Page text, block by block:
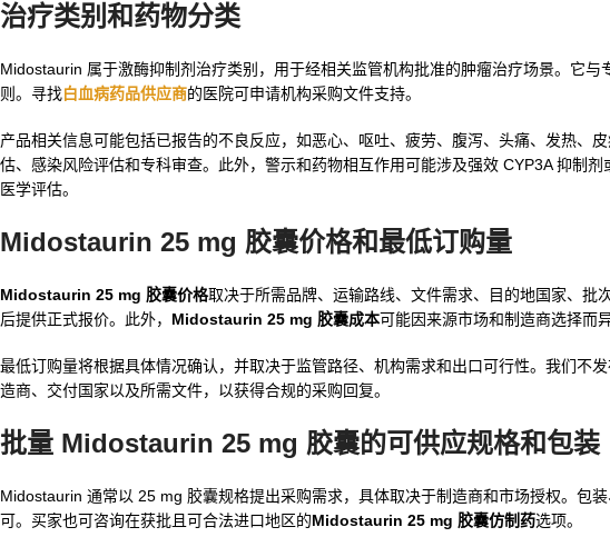
治疗类别和药物分类
Midostaurin 属于激酶抑制剂治疗类别，用于经相关监管机构批准的肿瘤治疗场景。它
则。寻找白血病药品供应商的医院可申请机构采购文件支持。
产品相关信息可能包括已报告的不良反应，如恶心、呕吐、疲劳、腹泻、头痛、发热、
估、感染风险评估和专科审查。此外，警示和药物相互作用可能涉及强效 CYP3A 抑制
医学评估。
Midostaurin 25 mg 胶囊价格和最低订购量
Midostaurin 25 mg 胶囊价格取决于所需品牌、运输路线、文件需求、目的地国家、
后提供正式报价。此外， Midostaurin 25 mg 胶囊成本可能因来源市场和制造商选择而异
最低订购量将根据具体情况确认，并取决于监管路径、机构需求和出口可行性。我们不
造商、交付国家以及所需文件，以获得合规的采购回复。
批量 Midostaurin 25 mg 胶囊的可供应规格和包装
Midostaurin 通常以 25 mg 胶囊规格提出采购需求，具体取决于制造商和市场授权。包
可。买家也可咨询在获批且可合法进口地区的Midostaurin 25 mg 胶囊仿制药选项。